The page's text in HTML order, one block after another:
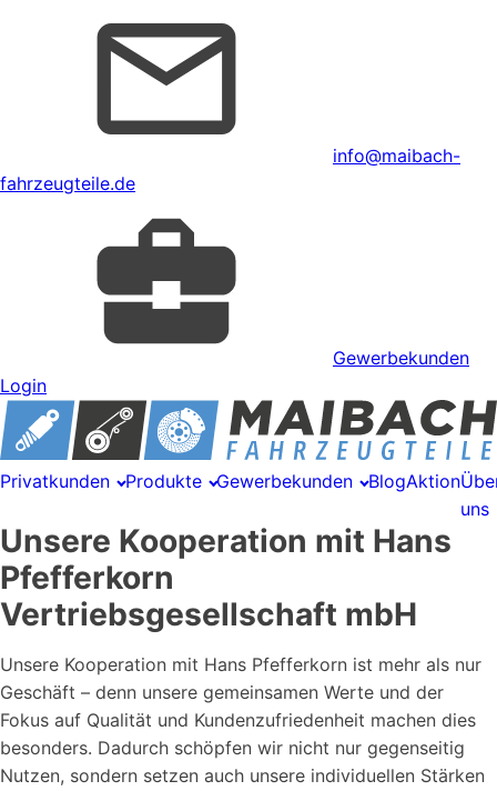
info@maibach-
fahrzeugteile.de
Gewerbekunden
Login
Privatkunden Produkte Gewerbekunden BlogAktion
uns
Unsere Kooperation mit Hans
Pfefferkorn
Vertriebsgesellschaft mbH
Unsere Kooperation mit Hans Pfefferkorn ist mehr als nur
Geschäft – denn unsere gemeinsamen Werte und der
Fokus auf Qualität und Kundenzufriedenheit machen dies
besonders. Dadurch schöpfen wir nicht nur gegenseitig
Nutzen, sondern setzen auch unsere individuellen Stärken